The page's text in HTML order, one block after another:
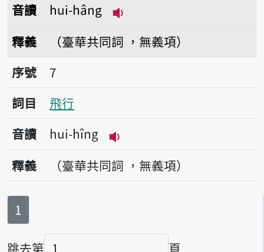
音讀
hui-hâng
釋義
（臺華共同詞 ，無義項）
序號7飛行
序號
7
詞目
飛行
音讀
hui-hîng
播放音讀hui-hîng
釋義 （臺華共同詞 ，無義項）
第
1
跳去第 頁